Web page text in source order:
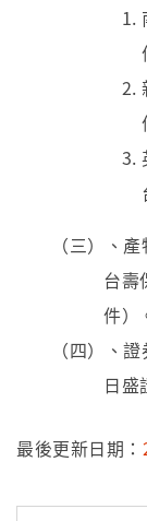
（三）、
台壽
件）
（四）、
日盛
最後更新日期：